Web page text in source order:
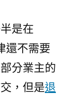
是在
還不需要
分業主的
，但是退